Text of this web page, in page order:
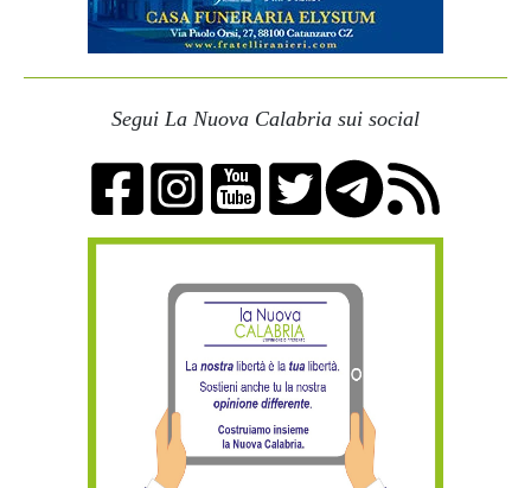
Segui La Nuova Calabria sui social